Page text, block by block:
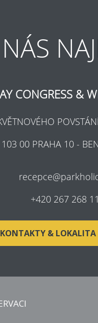
CONGRESS &
103 00 PRAHA 10 -
+420 267 268
KONTAKTY & LOKALITA